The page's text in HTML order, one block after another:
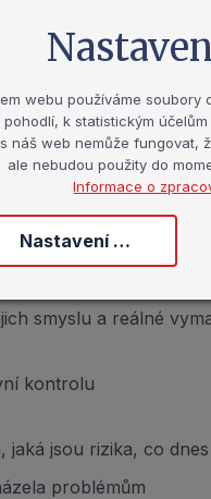
co ukazují čísla
smyslu a reálné
kontrolu
jaká jsou rizika, co
problémům
webu používáme
pohodlí, k statistickým
náš web nemůže fungovat,
ale nebudou použity do
Informace o
Nastavení cookies